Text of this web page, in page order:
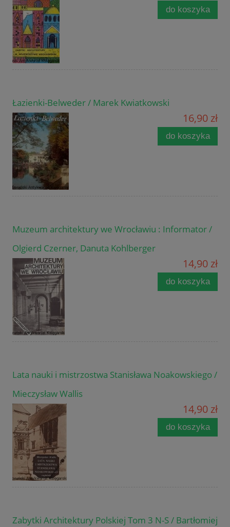
do koszyka
Łazienki-Belweder / Marek Kwiatkowski
16,90 zł
do koszyka
Muzeum architektury we Wrocławiu : Informator /
Olgierd Czerner, Danuta Kohlberger
14,90 zł
do koszyka
Lata nauki i mistrzostwa Stanisława Noakowskiego /
Mieczysław Wallis
14,90 zł
do koszyka
Zabytki Architektury Polskiej Tom 3 N-S / Bartłomiej